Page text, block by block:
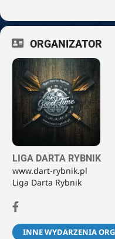
ORGANIZATOR
LIGA DARTA RYBNIK
www.dart-rybnik.pl
Liga Darta Rybnik
INNE WYDARZENIA